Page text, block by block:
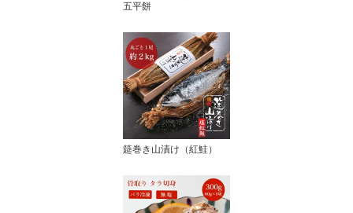
五平餅
筵巻き山漬け（紅鮭）